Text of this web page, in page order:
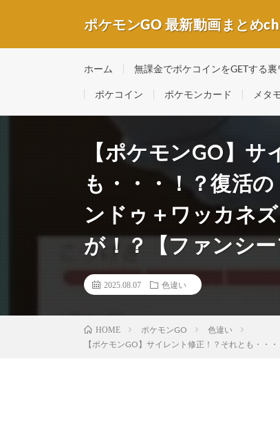
ポケモンGO 最新動画まとめch
ホーム 無課金でポケコインをGETする裏
ポケコイン ポケモンカード メタ
【ポケモンGO】
も・・・！？復活
ンドゥ＋ワッカネ
が！？【ファンシ
2025.08.07 色違い
HOME ポケモンGO
色違い
【ポケモンGO】サイレント修正！？それとも・・